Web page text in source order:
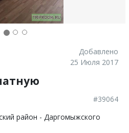
Добавлено
25 Июля 2017
#39064
район - Даргомыжского